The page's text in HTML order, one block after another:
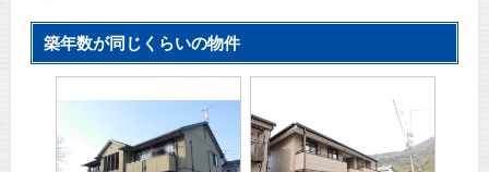
築年数が同じくらいの物件